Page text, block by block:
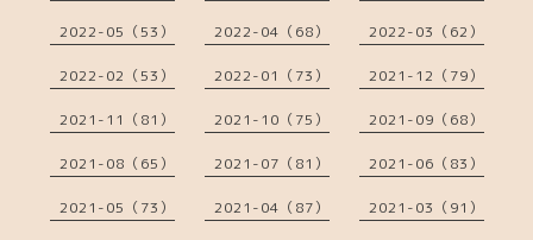
2022-05（53） 2022-04（68） 2022-03（62）
2022-02（53） 2022-01（73） 2021-12（79）
2021-11（81） 2021-10（75） 2021-09（68）
2021-08（65） 2021-07（81） 2021-06（83）
2021-05（73） 2021-04（87） 2021-03（91）